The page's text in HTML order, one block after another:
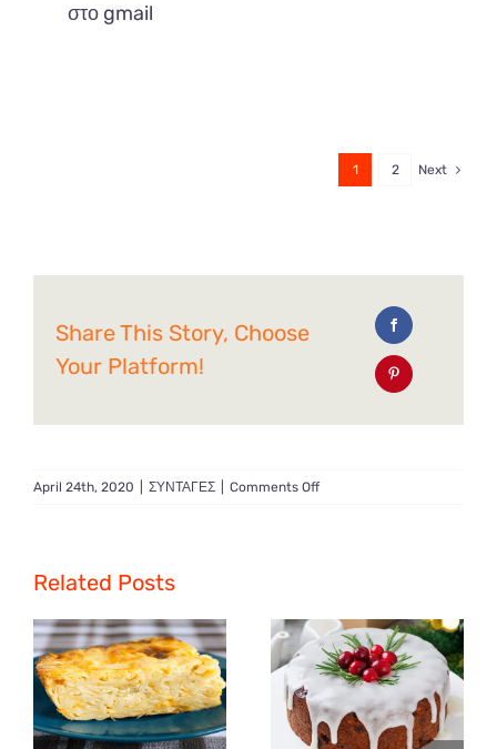
στο gmail
1 2 Next
Share This Story, Choose
Your Platform!
April 24th, 2020 ΣΥΝΤΑΓΕΣ Comments Offon
Related Posts